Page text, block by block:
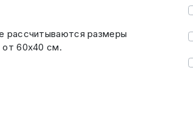
рассчитываются размеры
от 60х40 см.